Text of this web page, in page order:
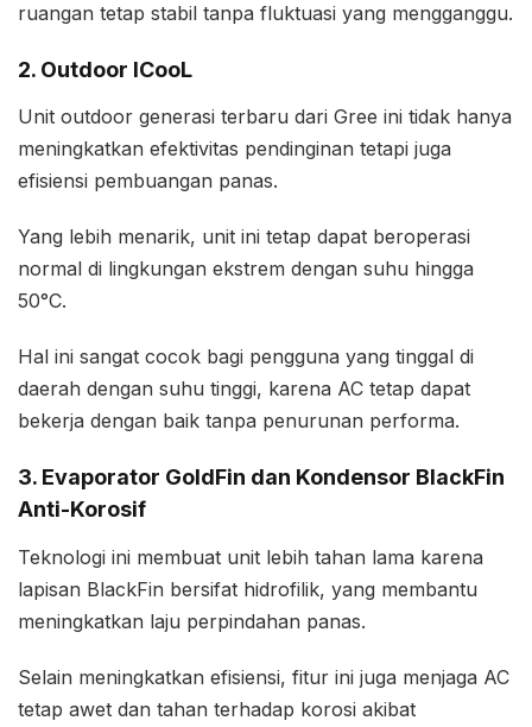
ruangan tetap stabil tanpa fluktuasi yang mengganggu.
2. Outdoor ICooL
Unit outdoor generasi terbaru dari Gree ini tidak hanya
meningkatkan efektivitas pendinginan tetapi juga
efisiensi pembuangan panas.
Yang lebih menarik, unit ini tetap dapat beroperasi
normal di lingkungan ekstrem dengan suhu hingga
50°C.
Hal ini sangat cocok bagi pengguna yang tinggal di
daerah dengan suhu tinggi, karena AC tetap dapat
bekerja dengan baik tanpa penurunan performa.
3. Evaporator GoldFin dan Kondensor BlackFin
Anti-Korosif
Teknologi ini membuat unit lebih tahan lama karena
lapisan BlackFin bersifat hidrofilik, yang membantu
meningkatkan laju perpindahan panas.
Selain meningkatkan efisiensi, fitur ini juga menjaga AC
tetap awet dan tahan terhadap korosi akibat